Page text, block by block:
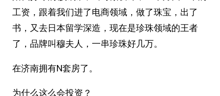
工资，跟着我们进了电商领域，做了珠宝，出了
书，又去日本留学深造，现在是珍珠领域的王者
了，品牌叫穆夫人，一串珍珠好几万。
在济南拥有N套房了。
为什么这么会投资？